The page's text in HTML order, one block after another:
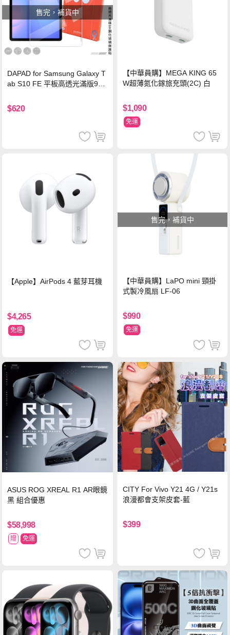
售完，補貨中
DAPAD for Samsung Galaxy T
ab S10 FE 平板高透光滿版9H
$620
【中華員購】MEGA KING 65
W超薄氮化鎵旅充頭(2C) 白
$1,090
免運
【Apple】AirPods 4 藍芽耳機
$4,265
免運
售完，補貨中
【中華員購】LaPO mini 頸掛
式製冷風扇 LF-06
$990
免運
ASUS ROG XREAL R1 AR眼鏡
黑 組合優惠
$58,998
贈 免運
CITY For Vivo Y21 4G / Y21s
浪漫都會支架皮套-藍
$399